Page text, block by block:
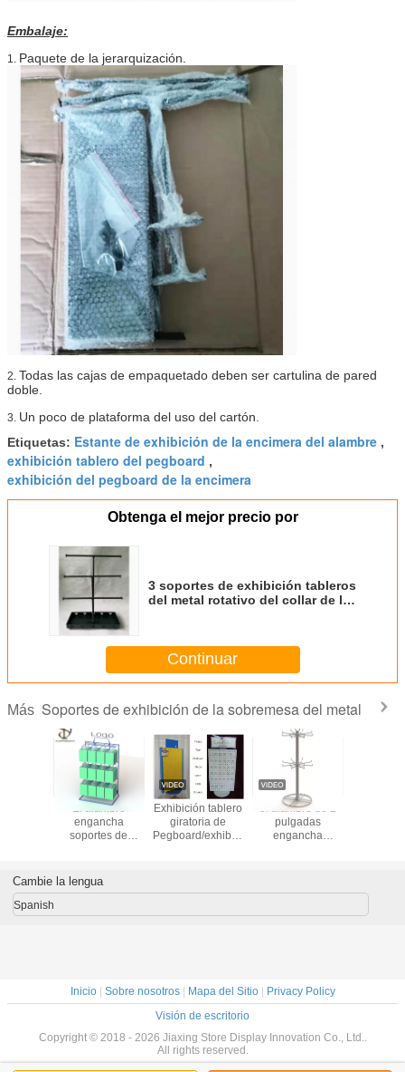
Embalaje:
1. Paquete de la jerarquización.
2. Todas las cajas de empaquetado deben ser cartulina de pared
doble.
3. Un poco de plataforma del uso del cartón.
Etiquetas: Estante de exhibición de la encimera del alambre ,
exhibición tablero del pegboard ,
exhibición del pegboard de la encimera
Obtenga el mejor precio por
3 soportes de exhibición tableros
del metal rotativo del collar de la
Continuar
Más Soportes de exhibición de la sobremesa del metal
El alambre
engancha
soportes de
metal del OEM
con el armario
logotipo superior
Exhibición tablero
giratoria de
Pegboard/exhibición
doble
el alambre de 2
pulgadas
engancha
sobremesa del
hilandero de los
hilandero
Cambie la lengua
Spanish
Inicio| Sobre nosotros| Mapa del Sitio| Privacy Policy
Visión de escritorio
Copyright © 2018 - 2026 Jiaxing Store Display Innovation Co., Ltd..
All rights reserved.